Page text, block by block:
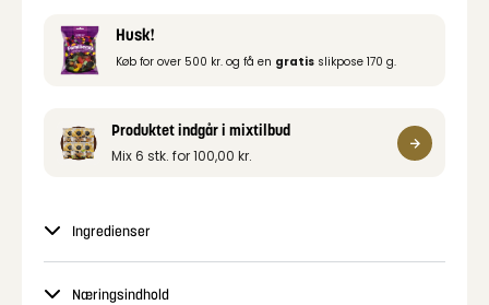
Husk!
Køb for over 500 kr. og få en gratis slikpose 170 g.
Produktet indgår i mixtilbud
Mix 6 stk. for100,00kr.
Ingredienser
Næringsindhold